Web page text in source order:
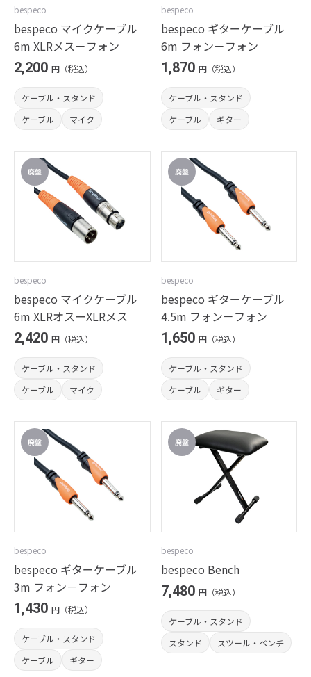
bespeco
bespeco マイクケーブル
6m XLRメス－フォン
2,200 円（税込）
ケーブル・スタンド
ケーブル
マイク
bespeco
bespeco ギターケーブル
6m フォン－フォン
1,870 円（税込）
ケーブル・スタンド
ケーブル
ギター
bespeco
bespeco マイクケーブル
6m XLRオスーXLRメス
2,420 円（税込）
ケーブル・スタンド
ケーブル
マイク
bespeco
bespeco ギターケーブル
4.5m フォン－フォン
1,650 円（税込）
ケーブル・スタンド
ケーブル
ギター
bespeco
bespeco ギターケーブル
3m フォン－フォン
1,430 円（税込）
ケーブル・スタンド
ケーブル
ギター
bespeco
bespeco Bench
7,480 円（税込）
ケーブル・スタンド
スタンド
スツール・ベンチ